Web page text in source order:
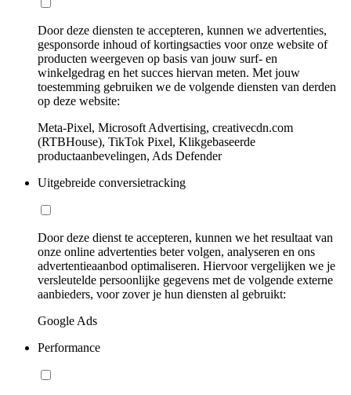
Door deze diensten te accepteren, kunnen we advertenties,
gesponsorde inhoud of kortingsacties voor onze website of
producten weergeven op basis van jouw surf- en
winkelgedrag en het succes hiervan meten. Met jouw
toestemming gebruiken we de volgende diensten van derden
op deze website:
Meta-Pixel, Microsoft Advertising, creativecdn.com
(RTBHouse), TikTok Pixel, Klikgebaseerde
productaanbevelingen, Ads Defender
Uitgebreide conversietracking
Door deze dienst te accepteren, kunnen we het resultaat van
onze online advertenties beter volgen, analyseren en ons
advertentieaanbod optimaliseren. Hiervoor vergelijken we je
versleutelde persoonlijke gegevens met de volgende externe
aanbieders, voor zover je hun diensten al gebruikt:
Google Ads
Performance